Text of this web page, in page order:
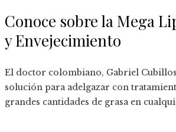
Conoce sobre la Mega
y Envejecimiento
El doctor colombiano, Gabriel
solución para adelgazar con
grandes cantidades de grasa en